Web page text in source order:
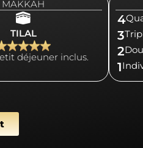
MAKKAH
TILAL
déjeuner inclus.
4
3
2
1